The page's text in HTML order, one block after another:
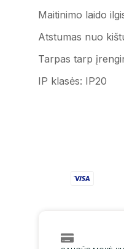
Maitinimo laido
Atstumas nuo
Tarpas tarp
IP klasės: IP20